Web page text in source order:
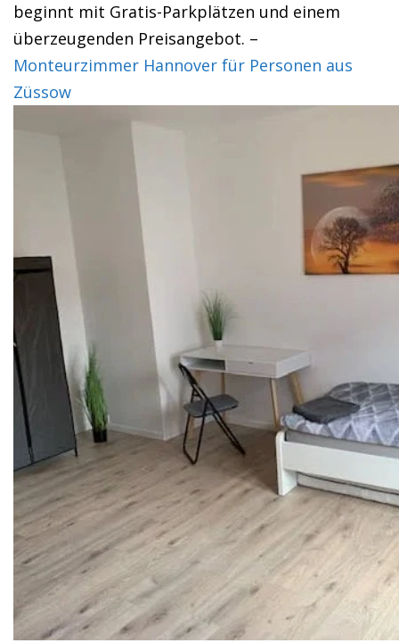
beginnt mit Gratis-Parkplätzen und einem
überzeugenden Preisangebot. –
Monteurzimmer Hannover für Personen aus
Züssow